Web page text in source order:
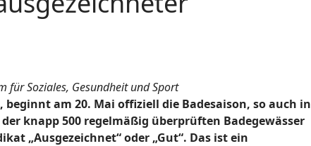
Soziales, Gesundheit und Sport
am 20. Mai offiziell die Badesaison, so auch in
knapp 500 regelmäßig überprüften Badegewässer
„Ausgezeichnet“ oder „Gut“. Das ist ein